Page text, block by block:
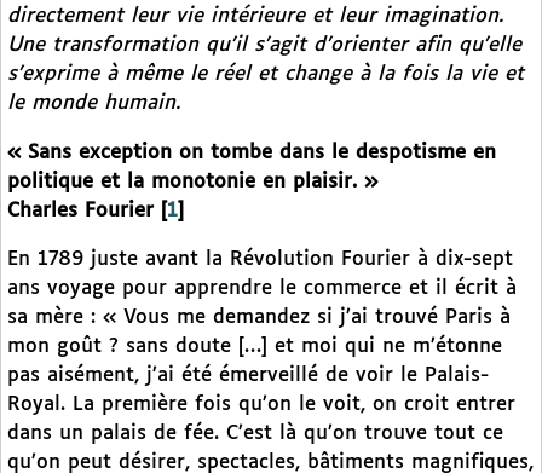
directement leur vie intérieure et leur imagination.
Une transformation qu’il s’agit d’orienter afin qu’elle
s’exprime à même le réel et change à la fois la vie et
le monde humain.
« Sans exception on tombe dans le despotisme en
politique et la monotonie en plaisir. »
Charles Fourier[ 1
En 1789 juste avant la Révolution Fourier à dix-sept
ans voyage pour apprendre le commerce et il écrit à
sa mère : « Vous me demandez si j’ai trouvé Paris à
mon goût ? sans doute […] et moi qui ne m’étonne
pas aisément, j’ai été émerveillé de voir le Palais-
Royal. La première fois qu’on le voit, on croit entrer
dans un palais de fée. C’est là qu’on trouve tout ce
qu’on peut désirer, spectacles, bâtiments magnifiques,